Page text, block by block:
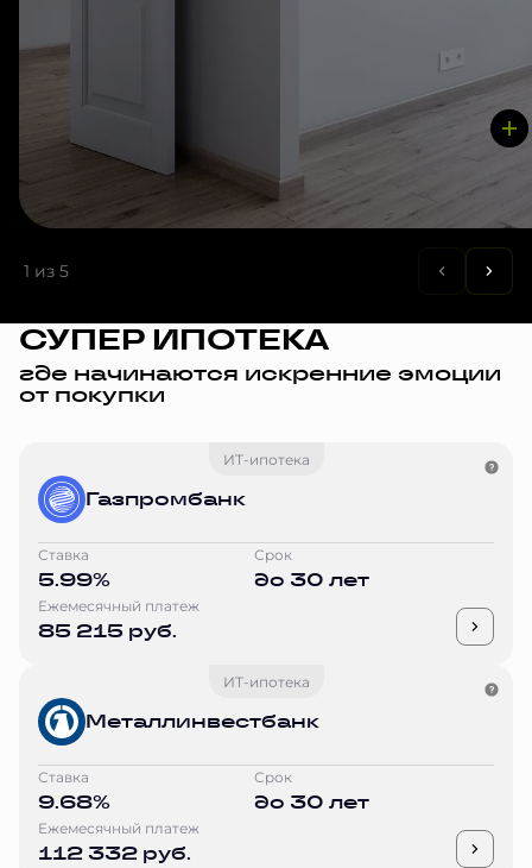
1 из 5
СУПЕР ИПОТЕКА
где начинаются искренние эмоции
от покупки
ИТ-ипотека
Газпромбанк
Ставка
5.99%
Срок
до 30 лет
Ежемесячный платеж
85 215 руб.
ИТ-ипотека
Металлинвестбанк
Ставка
9.68%
Срок
до 30 лет
Ежемесячный платеж
112 332 руб.